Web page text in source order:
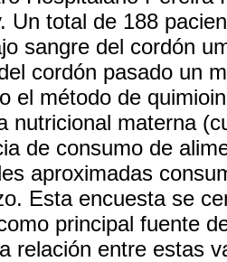
Un total de 188
sangre del cordón
cordón pasado un
el método de
nutricional materna
de consumo de
aproximadas
Esta encuesta se
principal fuente
relación entre estas